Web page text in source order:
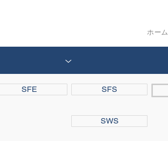
ホーム
SFE SFS
SWS